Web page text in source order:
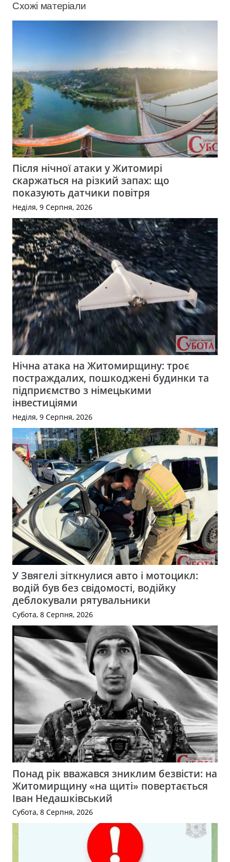
Схожі матеріали
Після нічної атаки у Житомирі
скаржаться на різкий запах: що
показують датчики повітря
Неділя, 9 Серпня, 2026
Нічна атака на Житомирщину: троє
постраждалих, пошкоджені будинки та
підприємство з німецькими
інвестиціями
Неділя, 9 Серпня, 2026
У Звягелі зіткнулися авто і мотоцикл:
водій був без свідомості, водійку
деблокували рятувальники
Субота, 8 Серпня, 2026
Понад рік вважався зниклим безвісти: на
Житомирщину «на щиті» повертається
Іван Недашківський
Субота, 8 Серпня, 2026